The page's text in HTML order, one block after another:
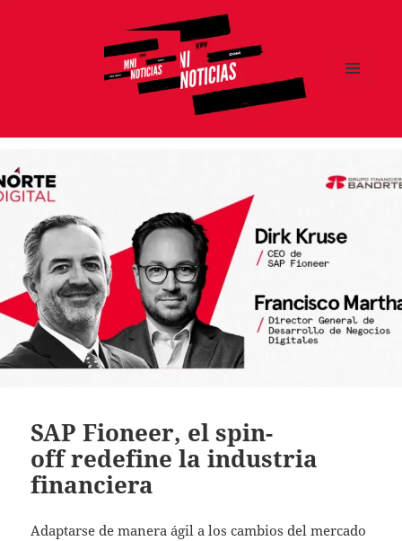
SAP Fioneer, el spin-
off redefine la industria
financiera
Adaptarse de manera ágil a los cambios del mercado